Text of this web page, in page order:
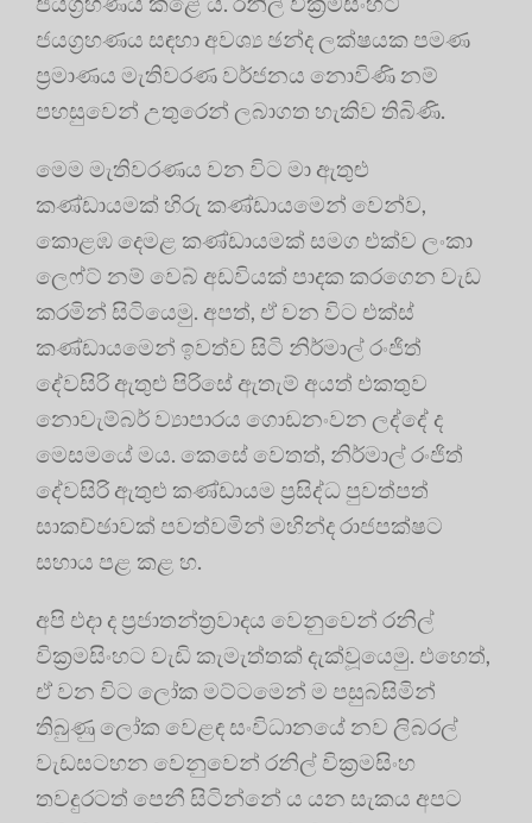
ජයග්‍රහණය සඳහා අවශ්‍ය ඡන්ද ලක්ෂයක පමණ
ප්‍රමාණය මැතිවරණ වර්ජනය නොවිණි නම්
පහසුවෙන් උතුරෙන් ලබාගත හැකිව තිබිණි.
මෙම මැතිවරණය වන විට මා ඇතුළු
කණ්ඩායමක් හිරු කණ්ඩායමෙන් වෙන්ව,
කොළඹ දෙමළ කණ්ඩායමක් සමග එක්ව ලංකා
ලෙෆ්ට් නම් වෙබ් අඩවියක් පාදක කරගෙන වැඩ
කරමින් සිටියෙමු. අපත්, ඒ වන විට එක්ස්
කණ්ඩායමෙන් ඉවත්ව සිටි නිර්මාල් රංජිත්
දේවසිරි ඇතුළු පිරිසේ ඇතැම් අයත් එකතුව
නොවැම්බර් ව්‍යාපාරය ගොඩනංවන ලද්දේ ද
මෙසමයේ මය. කෙසේ වෙතත්, නිර්මාල් රංජිත්
දේවසිරි ඇතුළු කණ්ඩායම ප්‍රසිද්ධ පුවත්පත්
සාකච්ඡාවක් පවත්වමින් මහින්ද රාජපක්ෂට
සහාය පළ කළ හ.
අපි එදා ද ප්‍රජාතන්ත්‍රවාදය වෙනුවෙන් රනිල්
වික්‍රමසිංහට වැඩි කැමැත්තක් දැක්වූයෙමු. එහෙත්,
ඒ වන විට ලෝක මට්ටමෙන් ම පසුබසිමින්
තිබුණු ලෝක වෙළඳ සංවිධානයේ නව ලිබරල්
වැඩසටහන වෙනුවෙන් රනිල් වික්‍රමසිංහ
තවදුරටත් පෙනී සිටින්නේ ය යන සැකය අපට